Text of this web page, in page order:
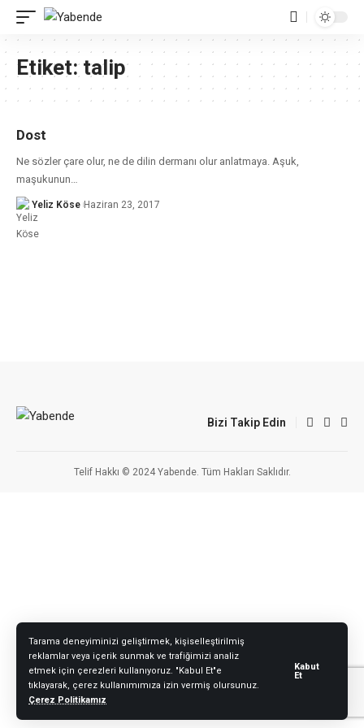
Tarama deneyiminizi geliştirmek, kişiselleştirilmiş
reklamlar veya içerik sunmak ve trafiğimizi analiz
etmek için çerezleri kullanıyoruz. "Kabul Et"e
tıklayarak, çerez kullanımımıza izin vermiş olursunuz.
Çerez Politikamız
Kabut
Et
Etiket:talip
Dost
Ne sözler çare olur, ne de dilin dermanı olur anlatmaya. Aşuk,
maşukunun…
Yeliz Köse Haziran 23, 2017
Bizi Takip Edin
Telif Hakkı © 2024 Yabende. Tüm Hakları Saklıdır.